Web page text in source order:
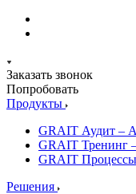
Заказать звонок
Попробовать
Продукты
GRAIT Аудит –
GRAIT Тренинг
GRAIT
Решения